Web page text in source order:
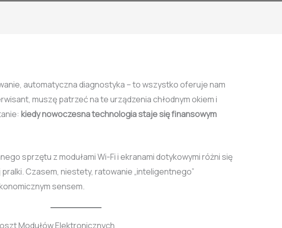
automatyczna diagnostyka – to wszystko oferuje nam
muszę patrzeć na te urządzenia chłodnym okiem i
kiedy nowoczesna technologia staje się finansowym
sprzętu z modułami Wi-Fi i ekranami dotykowymi różni się
Czasem, niestety, ratowanie „inteligentnego”
sensem.
Modułów Elektronicznych